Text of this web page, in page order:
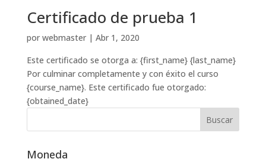
Certificado de prueba 1
por webmaster| Abr 1, 2020
Este certificado se otorga a: {first_name} {last_name}
Por culminar completamente y con éxito el curso
{course_name}. Este certificado fue otorgado:
{obtained_date}
Moneda